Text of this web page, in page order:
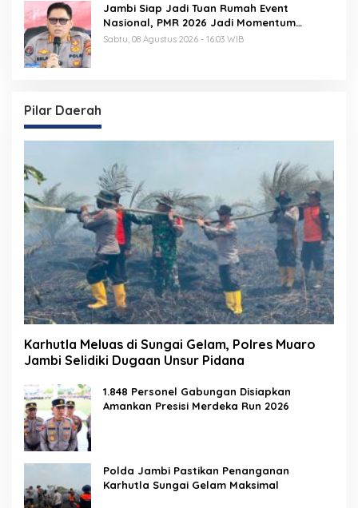
Jambi Siap Jadi Tuan Rumah Event
Nasional, PMR 2026 Jadi Momentum
Pembuktian
Sabtu, 08 Agustus 2026 - 16:03 WIB
Pilar Daerah
Karhutla Meluas di Sungai Gelam, Polres Muaro
Jambi Selidiki Dugaan Unsur Pidana
1.848 Personel Gabungan Disiapkan
Amankan Presisi Merdeka Run 2026
Polda Jambi Pastikan Penanganan
Karhutla Sungai Gelam Maksimal